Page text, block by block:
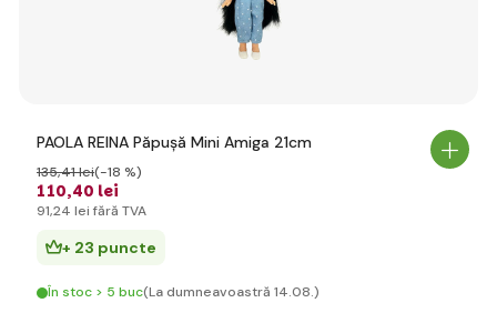
PAOLA REINA Păpușă Mini Amiga 21cm
110,40 lei
135,41 lei(-18 %)
91,24 lei fără TVA
+ 23 puncte
În stoc > 5 buc(La dumneavoastră 14.08.)